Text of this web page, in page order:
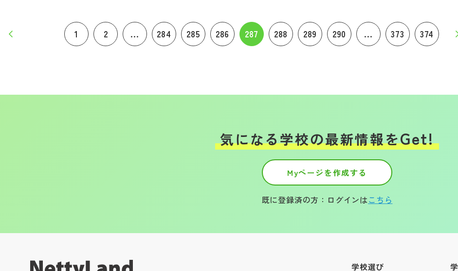
1 2 ... 284 285 286 287 288 289 290 ... 373 374
気になる学校の最新情報をGet!
Myページを作成する
既に登録済の方：ログインはこちら
学校選び